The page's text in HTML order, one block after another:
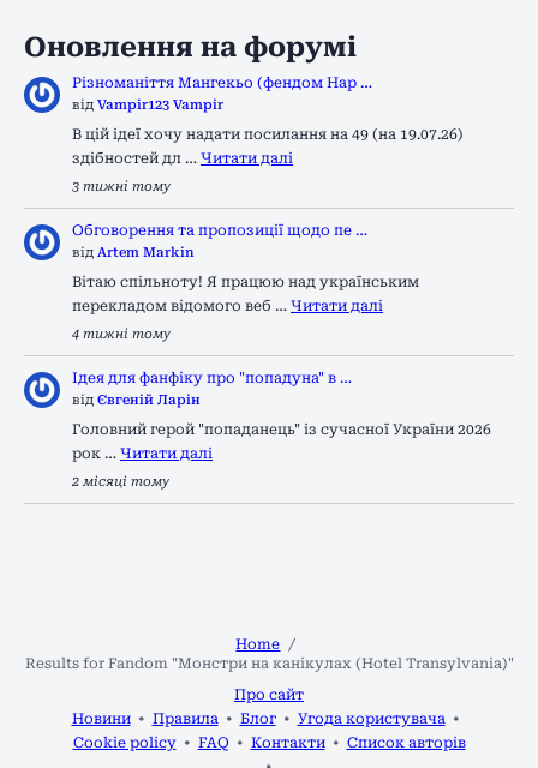
Оновлення на форумі
Різноманіття Мангекьо (фендом Нар …
від Vampir123 Vampir
В цій ідеї хочу надати посилання на 49 (на 19.07.26)
здібностей дл … Читати далі
3 тижні тому
Обговорення та пропозиції щодо пе …
від Artem Markin
Вітаю спільноту! Я працюю над українським
перекладом відомого веб … Читати далі
4 тижні тому
Ідея для фанфіку про "попадуна" в …
від Євгеній Ларін
Головний герой "попаданець" із сучасної України 2026
рок … Читати далі
2 місяці тому
Home
Results for Fandom "Монстри на канікулах (Hotel Transylvania)"
Про сайт
Новини
Правила Блог
Угода користувача
Cookie policy
FAQ Контакти Список авторів